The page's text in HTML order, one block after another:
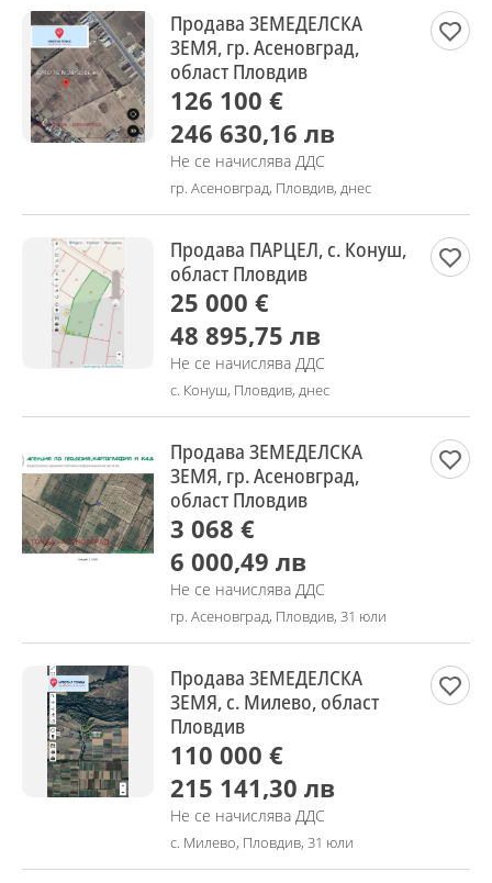
Продава ЗЕМЕДЕЛСКА
ЗЕМЯ, гр. Асеновград,
област Пловдив
126 100 €
246 630,16 лв
Не се начислява ДДС
гр. Асеновград, Пловдив, днес
Продава ПАРЦЕЛ, с. Конуш,
област Пловдив
25 000 €
48 895,75 лв
Не се начислява ДДС
с. Конуш, Пловдив, днес
Продава ЗЕМЕДЕЛСКА
ЗЕМЯ, гр. Асеновград,
област Пловдив
3 068 €
6 000,49 лв
Не се начислява ДДС
гр. Асеновград, Пловдив, 31 юли
Продава ЗЕМЕДЕЛСКА
ЗЕМЯ, с. Милево, област
Пловдив
110 000 €
215 141,30 лв
Не се начислява ДДС
с. Милево, Пловдив, 31 юли